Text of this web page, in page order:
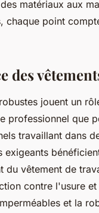
matériaux aux
chaque point
des
jouent un
professionnel que
travaillant dans
exigeants
du vêtement de
contre l'usure et
et la